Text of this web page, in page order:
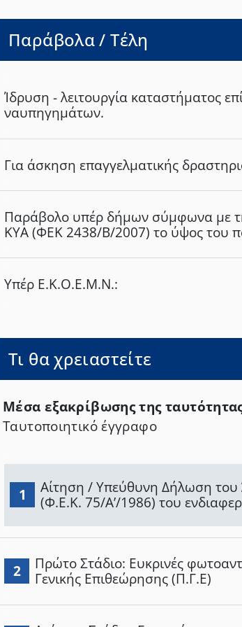
εκκενώσεις, παράβαση του α.ν.
οποιαδήποτε ποινή με την
αποστέρηση των πολιτικών
Παράβολα / Τέλη
Ίδρυση - λειτουργία καταστήματος
ναυπηγημάτων.
Για άσκηση επαγγελματικής
Παράβολο υπέρ δήμων σύμφωνα με
ΚΥΑ (ΦΕΚ 2438/Β/2007) το ύψος του
κατοίκους είναι 185€ ενώ στις
Υπέρ Ε.Κ.Ο.Ε.Μ.Ν.:
Τι θα χρειαστείτε
Μέσα εξακρίβωσης της
Ταυτοποιητικό έγγραφο
1
Αίτηση / Υπεύθυνη Δήλωση
(Φ.Ε.Κ. 75/Α’/1986) του
2
Πρώτο Στάδιο: Ευκρινές
Γενικής Επιθεώρησης (Π.Γ.Ε)